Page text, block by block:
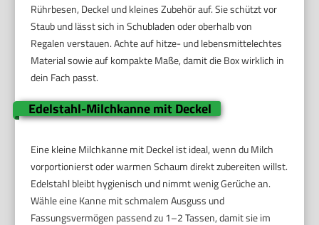
Rührbesen, Deckel und kleines Zubehör auf. Sie schützt vor
Staub und lässt sich in Schubladen oder oberhalb von
Regalen verstauen. Achte auf hitze- und lebensmittelechtes
Material sowie auf kompakte Maße, damit die Box wirklich in
dein Fach passt.
Edelstahl-Milchkanne mit Deckel
Eine kleine Milchkanne mit Deckel ist ideal, wenn du Milch
vorportionierst oder warmen Schaum direkt zubereiten willst.
Edelstahl bleibt hygienisch und nimmt wenig Gerüche an.
Wähle eine Kanne mit schmalem Ausguss und
Fassungsvermögen passend zu 1–2 Tassen, damit sie im